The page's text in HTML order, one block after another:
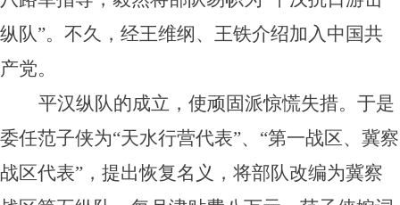
纵队”。不久，经王维纲、王铁介绍加入中国共
产党。
平汉纵队的成立，使顽固派惊慌失措。于是
委任范子侠为“天水行营代表”、“第一战区、冀察
战区代表”，提出恢复名义，将部队改编为冀察